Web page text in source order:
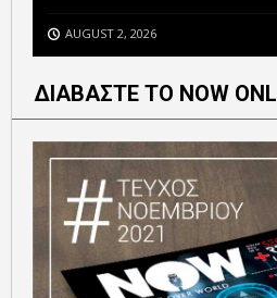
AUGUST 2, 2026
ΔΙΑΒΑΣΤΕ ΤΟ NOW